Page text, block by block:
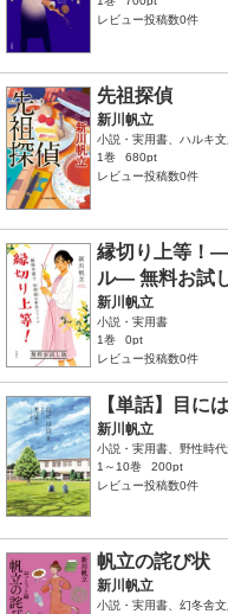
レビュー投稿数0件
先祖探偵
新川帆立
小説・実用書、ハルキ
1巻
680pt
レビュー投稿数0件
縁切り上等！
ル― 無料お試
新川帆立
小説・実用書
1巻
0pt
レビュー投稿数0件
【単話】目に
新川帆立
小説・実用書、野性時
1～10巻
200pt
レビュー投稿数0件
帆立の詫び状
新川帆立
小説・実用書、幻冬舎